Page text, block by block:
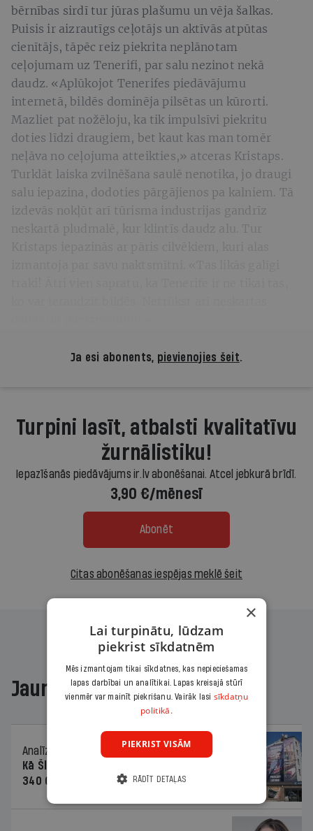
bērnības sirdī tur jūras plašumu un vēja šalkas.
Puisis ir aizrautīgs ceļotājs un aktīvās atpūtas
cienītājs, tāpēc reiz piekrita neplānotam
ceļojumam uz Tenerifi, par salu nezinot nekā
daudz. «Aplūkojot Tenerifes piedāvājumu
internetā, bildēs dominēja pilsētas un kūrorti.
Mazliet pat nožēloju, ka tik impulsīvi piekritu
doties līdzi draugiem, bet kaut kas man tomēr
neļāva no ceļojuma atteikties,» atceras Kristaps.
Turklāt laiska zvilnēšana saulē nenotika, jo draugi
salu iepazina, dodoties pārgājienos pa kalniem. Tā
izdevās nokļūt arī tūrisma industrijas gandrīz
neskartā pludmalē, kur klintīs daudz alu. Tur
Ja esi abonents, pievienojies šeit.
Turpini lasīt, atbalsti kvalitatīvu
žurnālistiku!
Iepazīšanās piedāvājums ir.lv abonēšanai. Atcel jebkurā brīdī.
3,90 €/mēnesī
Abonēt
Citas abonēšanas iespējas meklē šeit
Jaunākajā žurnālā
Analīze
06.08.2026.
Kā Šlesera partija palika nesodīta par
340 000 vērtu reklāmas kampaņu
×
Lai turpinātu, lūdzam
piekrist sīkdatnēm
Mēs izmantojam tikai sīkdatnes, kas nepieciešamas
lapas darbībai un analītikai. Lapas kreisajā stūrī
vienmēr var mainīt piekrišanu. Vairāk lasi sīkdatņu
politikā.
PIEKRIST VISĀM
RĀDĪT DETAĻAS